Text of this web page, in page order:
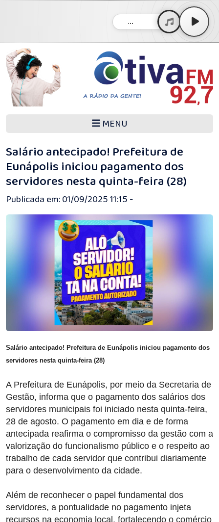
...
MENU
Salário antecipado! Prefeitura de
Eunápolis iniciou pagamento dos
servidores nesta quinta-feira (28)
Publicada em: 01/09/2025 11:15 -
Salário antecipado! Prefeitura de Eunápolis iniciou pagamento dos
servidores nesta quinta-feira (28)
A Prefeitura de Eunápolis, por meio da Secretaria de
Gestão, informa que o pagamento dos salários dos
servidores municipais foi iniciado nesta quinta-feira,
28 de agosto. O pagamento em dia e de forma
antecipada reafirma o compromisso da gestão com a
valorização do funcionalismo público e o respeito ao
trabalho de cada servidor que contribui diariamente
para o desenvolvimento da cidade.
Além de reconhecer o papel fundamental dos
servidores, a pontualidade no pagamento injeta
recursos na economia local, fortalecendo o comércio